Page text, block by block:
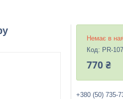
Немає в
Код: PR-107
770 ₴
+380 (50) 735-